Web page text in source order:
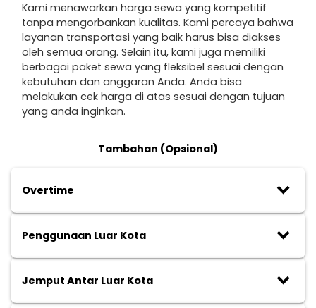
Kami menawarkan harga sewa yang kompetitif
tanpa mengorbankan kualitas. Kami percaya bahwa
layanan transportasi yang baik harus bisa diakses
oleh semua orang. Selain itu, kami juga memiliki
berbagai paket sewa yang fleksibel sesuai dengan
kebutuhan dan anggaran Anda. Anda bisa
melakukan cek harga di atas sesuai dengan tujuan
yang anda inginkan.
Tambahan (Opsional)
Overtime keyboard_arrow_down
Penggunaan Luar Kota keyboard_arrow_down
Jemput Antar Luar Kota keyboard_arrow_down